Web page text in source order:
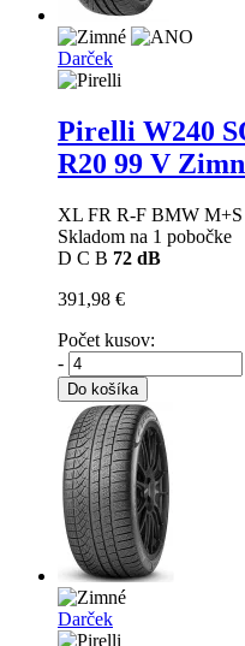
Darček
Pirelli W240
R20 99 V
XL FR R-F BMW M+S
Skladom na 1 pobočke
D C B 72 dB
391,98 €
Počet kusov:
-
Do košíka
Darček